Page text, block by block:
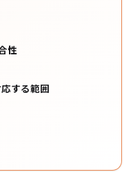
性
する範囲